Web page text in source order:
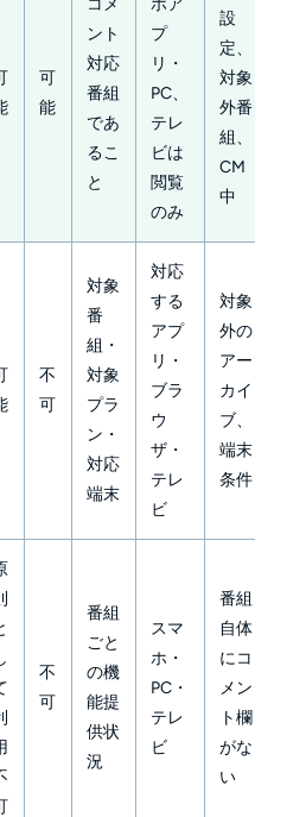
可
能
ント
対応
番組
であ
るこ
と
プ
リ・
PC、
テレ
ビは
閲覧
のみ
設
定、
対象
外番
組、
CM
中
不
可
対象
番
組・
対象
プラ
ン・
対応
端末
対応
する
アプ
リ・
ブラ
ウ
ザ・
テレ
ビ
対象
外の
アー
カイ
ブ、
端末
条件
不
可
番組
ごと
の機
能提
供状
況
スマ
ホ・
PC・
テレ
ビ
番組
自体
にコ
メン
ト欄
がな
い